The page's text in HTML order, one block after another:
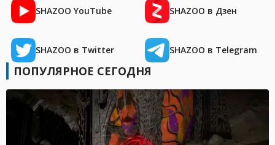
SHAZOO YouTube SHAZOO в Дзен
SHAZOO в Twitter SHAZOO в Telegram
ПОПУЛЯРНОЕ СЕГОДНЯ